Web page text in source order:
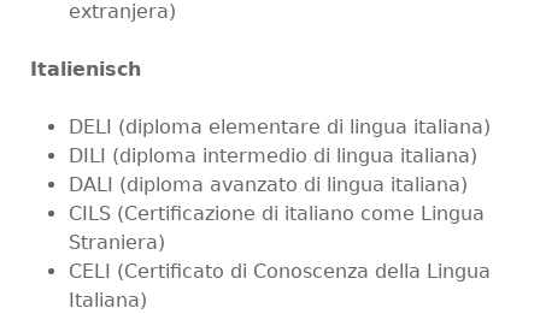
extranjera)
Italienisch
DELI (diploma elementare di lingua italiana)
DILI (diploma intermedio di lingua italiana)
DALI (diploma avanzato di lingua italiana)
CILS (Certificazione di italiano come Lingua
Straniera)
CELI (Certificato di Conoscenza della Lingua
Italiana)